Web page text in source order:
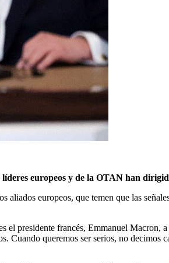
líderes europeos y de la OTAN han
aliados europeos, que temen que las
presidente francés, Emmanuel Macron, a
Cuando queremos ser serios, no decimos